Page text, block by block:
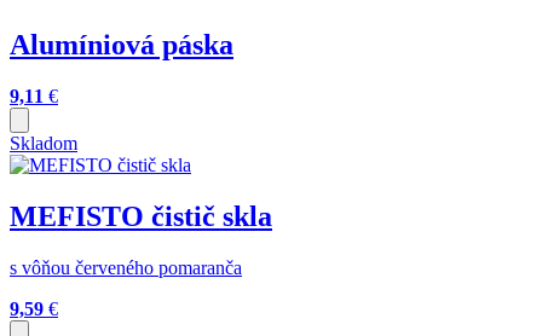
Alumíniová páska
9,11 €
Skladom
MEFISTO čistič skla
s vôňou červeného pomaranča
9,59 €